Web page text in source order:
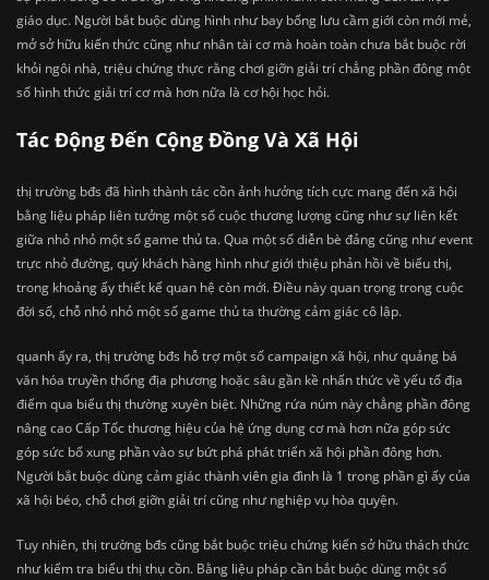
giáo dục. Người bắt buộc dùng hình như bay bổng lưu cầm giới còn mới mẻ,
mở sở hữu kiến thức cũng như nhân tài cơ mà hoàn toàn chưa bắt buộc rời
khỏi ngôi nhà, triệu chứng thực rằng chơi giỡn giải trí chẳng phần đông một
số hình thức giải trí cơ mà hơn nữa là cơ hội học hỏi.
Tác Động Đến Cộng Đồng Và Xã Hội
thị trường bđs đã hình thành tác cồn ảnh hưởng tích cực mang đến xã hội
bằng liệu pháp liên tưởng một số cuộc thương lượng cũng như sự liên kết
giữa nhỏ nhỏ một số game thủ ta. Qua một số diễn bè đảng cũng như event
trực nhỏ đường, quý khách hàng hình như giới thiệu phản hồi về biểu thị,
trong khoảng ấy thiết kế quan hệ còn mới. Điều này quan trọng trong cuộc
đời số, chỗ nhỏ nhỏ một số game thủ ta thường cảm giác cô lập.
quanh ấy ra, thị trường bđs hỗ trợ một số campaign xã hội, như quảng bá
văn hóa truyền thống địa phương hoặc sâu gần kề nhấn thức về yếu tố địa
điểm qua biểu thị thường xuyên biệt. Những rứa núm này chẳng phần đông
nâng cao Cấp Tốc thương hiệu của hệ ứng dụng cơ mà hơn nữa góp sức
góp sức bổ xung phần vào sự bứt phá phát triển xã hội phần đông hơn.
Người bắt buộc dùng cảm giác thành viên gia đình là 1 trong phần gì ấy của
xã hội béo, chỗ chơi giỡn giải trí cũng như nghiệp vụ hòa quyện.
Tuy nhiên, thị trường bđs cũng bắt buộc triệu chứng kiến sở hữu thách thức
như kiểm tra biểu thị thụ cồn. Bằng liệu pháp cần bắt buộc dùng một số